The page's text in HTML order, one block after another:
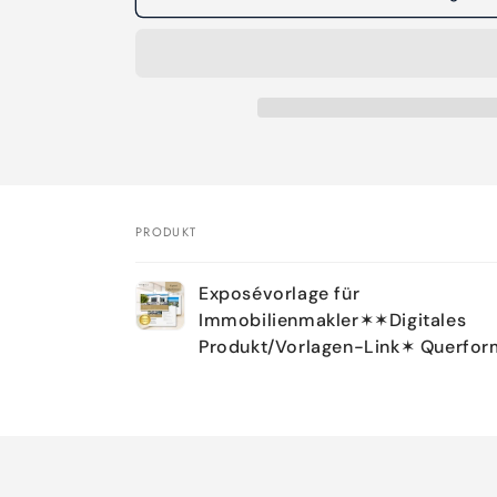
Dein
Warenkorb
PRODUKT
Exposévorlage für
Immobilienmakler✶✶Digitales
Produkt/Vorlagen-Link✶